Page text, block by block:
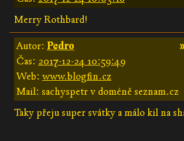
Merry Rothbard!
Autor: Pedro
Čas: 2017-12-24 10:59:49
Web: www.blogfin.cz
Mail: sachyspetr v doméně seznam.cz
Taky přeju super svátky a málo kil na